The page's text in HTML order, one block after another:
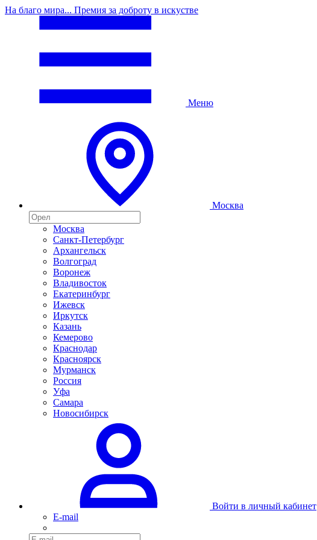
На благо мира... Премия за доброту в искустве
Меню
Москва
Москва
Санкт-Петербург
Архангельск
Волгоград
Воронеж
Владивосток
Екатеринбург
Ижевск
Иркутск
Казань
Кемерово
Краснодар
Красноярск
Мурманск
Россия
Уфа
Самара
Новосибирск
Войти в личный кабинет
E-mail